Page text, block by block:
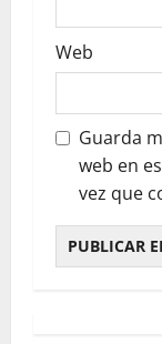
Web
Guarda
web en
vez que